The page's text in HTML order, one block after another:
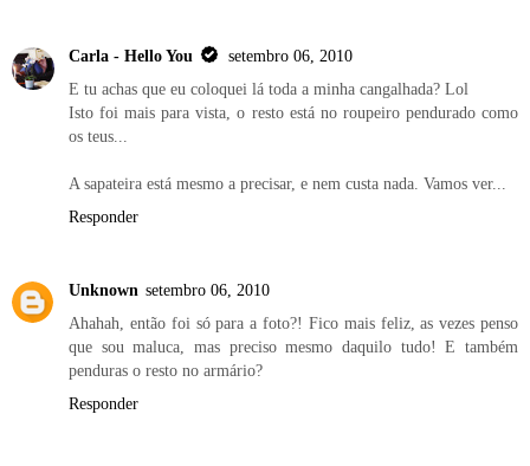
Carla - Hello You
setembro 06, 2010
E tu achas que eu coloquei lá toda a minha cangalhada? Lol
Isto foi mais para vista, o resto está no roupeiro pendurado como
os teus...
A sapateira está mesmo a precisar, e nem custa nada. Vamos ver...
Responder
Unknown setembro 06, 2010
Ahahah, então foi só para a foto?! Fico mais feliz, as vezes penso
que sou maluca, mas preciso mesmo daquilo tudo! E também
penduras o resto no armário?
Responder